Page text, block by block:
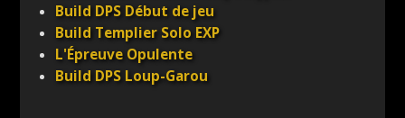
Build DPS Début de jeu
Build Templier Solo EXP
L'Épreuve Opulente
Build DPS Loup-Garou